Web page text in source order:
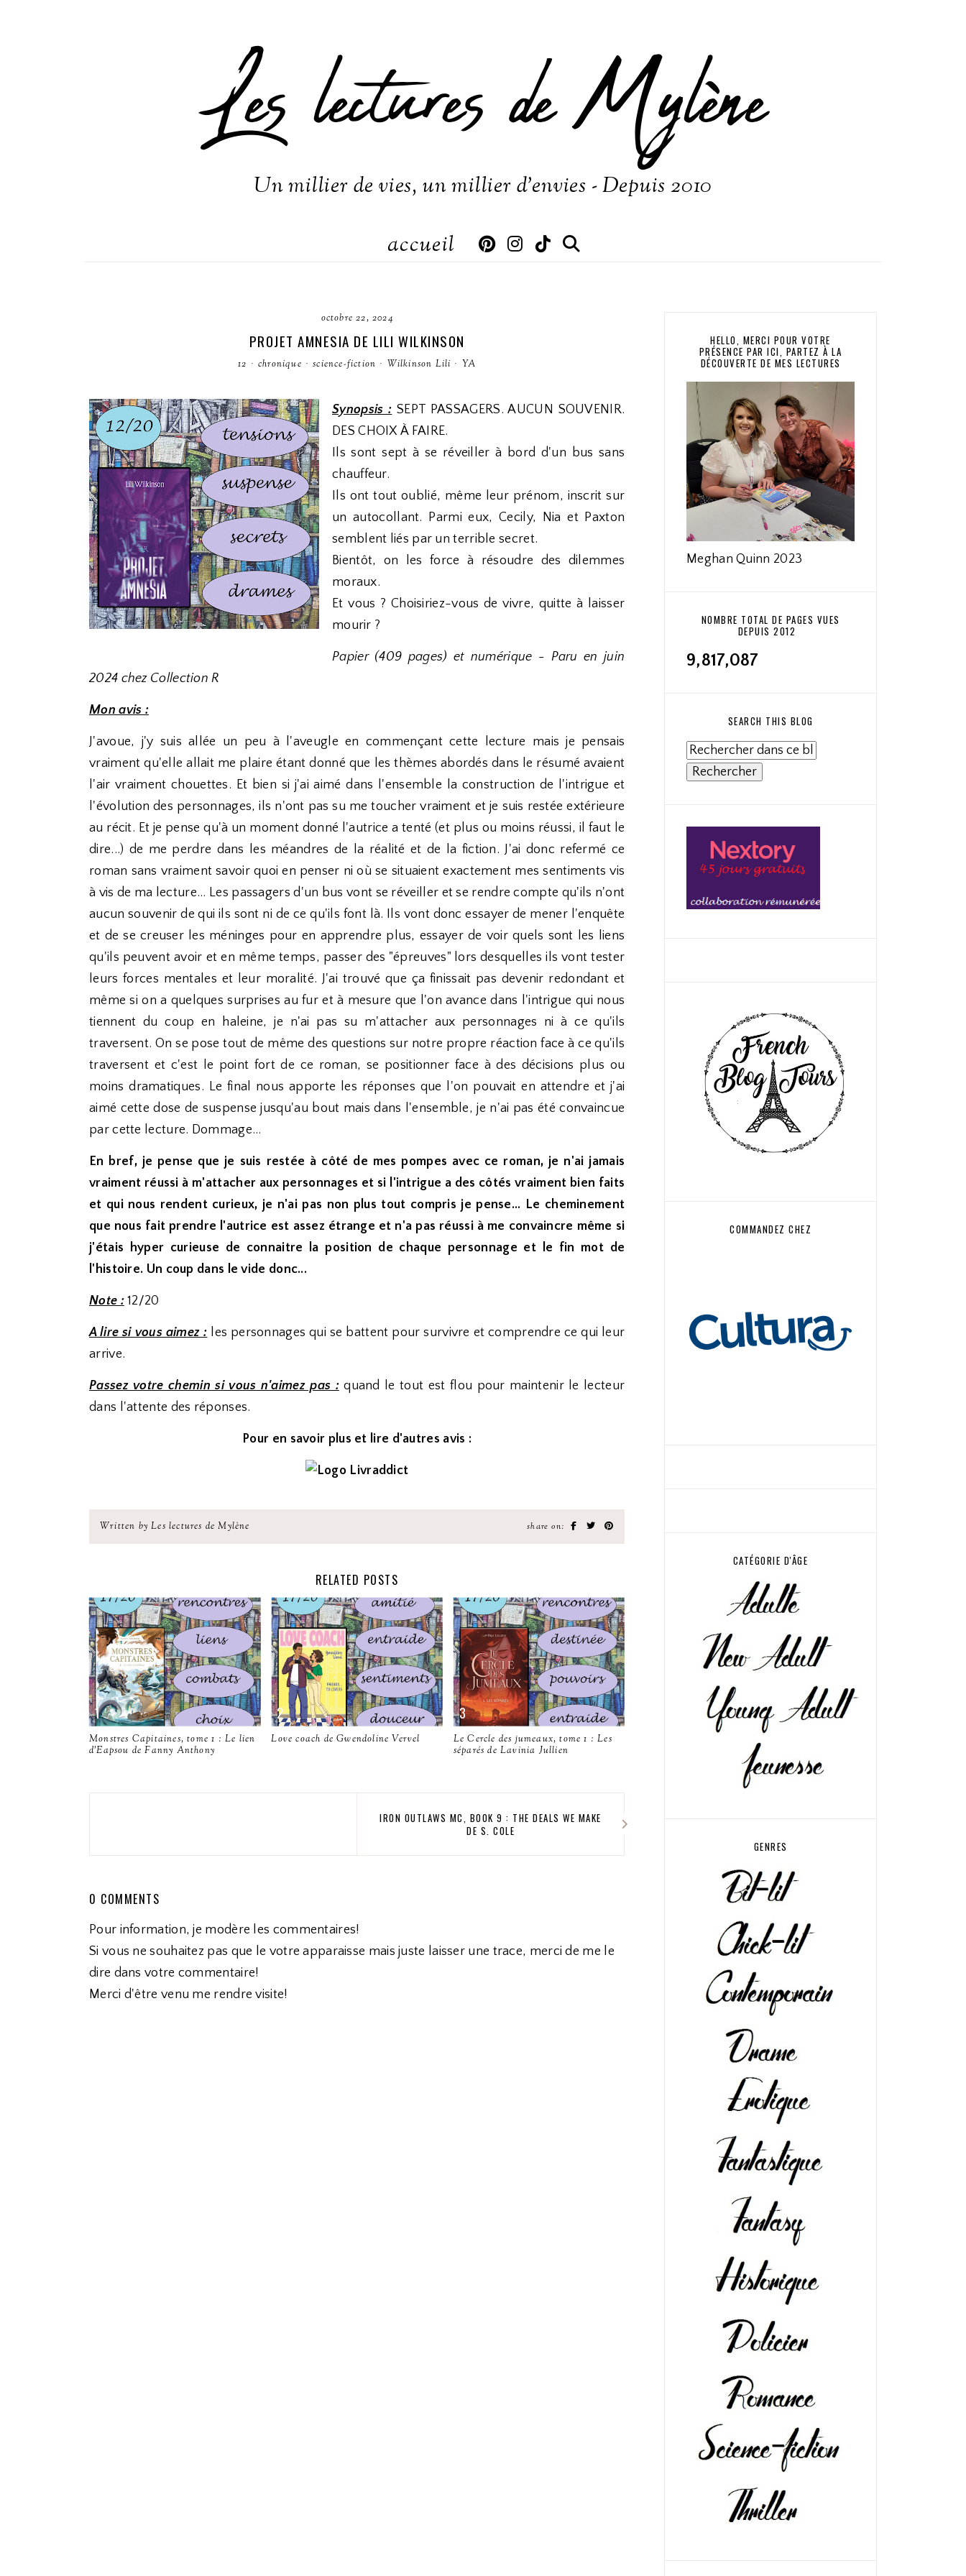
Les lectures de Mylène
Un millier de vies, un millier d'envies - Depuis 2010
accueil
octobre 22, 2024
PROJET AMNESIA DE LILI WILKINSON
12 · chronique · science-fiction · Wilkinson Lili · YA
Synopsis : SEPT PASSAGERS. AUCUN SOUVENIR.
DES CHOIX À FAIRE.
Ils sont sept à se réveiller à bord d'un bus sans
chauffeur.
Ils ont tout oublié, même leur prénom, inscrit sur
un autocollant. Parmi eux, Cecily, Nia et Paxton
semblent liés par un terrible secret.
Bientôt, on les force à résoudre des dilemmes
moraux.
Et vous ? Choisiriez-vous de vivre, quitte à laisser
mourir ?
Papier (409 pages) et numérique - Paru en juin
2024 chez Collection R
Mon avis :
J'avoue, j'y suis allée un peu à l'aveugle en commençant cette lecture mais je pensais
vraiment qu'elle allait me plaire étant donné que les thèmes abordés dans le résumé avaient
l'air vraiment chouettes. Et bien si j'ai aimé dans l'ensemble la construction de l'intrigue et
l'évolution des personnages, ils n'ont pas su me toucher vraiment et je suis restée extérieure
au récit. Et je pense qu'à un moment donné l'autrice a tenté (et plus ou moins réussi, il faut le
dire...) de me perdre dans les méandres de la réalité et de la fiction. J'ai donc refermé ce
roman sans vraiment savoir quoi en penser ni où se situaient exactement mes sentiments vis
à vis de ma lecture... Les passagers d'un bus vont se réveiller et se rendre compte qu'ils n'ont
aucun souvenir de qui ils sont ni de ce qu'ils font là. Ils vont donc essayer de mener l'enquête
et de se creuser les méninges pour en apprendre plus, essayer de voir quels sont les liens
qu'ils peuvent avoir et en même temps, passer des "épreuves" lors desquelles ils vont tester
leurs forces mentales et leur moralité. J'ai trouvé que ça finissait pas devenir redondant et
même si on a quelques surprises au fur et à mesure que l'on avance dans l'intrigue qui nous
tiennent du coup en haleine, je n'ai pas su m'attacher aux personnages ni à ce qu'ils
traversent. On se pose tout de même des questions sur notre propre réaction face à ce qu'ils
traversent et c'est le point fort de ce roman, se positionner face à des décisions plus ou
moins dramatiques. Le final nous apporte les réponses que l'on pouvait en attendre et j'ai
aimé cette dose de suspense jusqu'au bout mais dans l'ensemble, je n'ai pas été convaincue
par cette lecture. Dommage...
En bref, je pense que je suis restée à côté de mes pompes avec ce roman, je n'ai jamais
vraiment réussi à m'attacher aux personnages et si l'intrigue a des côtés vraiment bien faits
et qui nous rendent curieux, je n'ai pas non plus tout compris je pense... Le cheminement
que nous fait prendre l'autrice est assez étrange et n'a pas réussi à me convaincre même si
j'étais hyper curieuse de connaitre la position de chaque personnage et le fin mot de
l'histoire. Un coup dans le vide donc...
Note :12/20
A lire si vous aimez : les personnages qui se battent pour survivre et comprendre ce qui leur
arrive.
Passez votre chemin si vous n'aimez pas :quand le tout est flou pour maintenir le lecteur
dans l'attente des réponses.
Pour en savoir plus et lire d'autres avis :
Written by Les lectures de Mylène share on:
RELATED POSTS
Monstres Capitaines, tome 1 : Le lien
d'Eapsou de Fanny Anthony
Love coach de Gwendoline Vervel
Le Cercle des jumeaux, tome 1 : Les
séparés de Lavinia Jullien
IRON OUTLAWS MC, BOOK 9 : THE DEALS WE MAKE
DE S. COLE
0 COMMENTS
Pour information, je modère les commentaires!
Si vous ne souhaitez pas que le votre apparaisse mais juste laisser une trace, merci de me le
dire dans votre commentaire!
Merci d'être venu me rendre visite!
HELLO, MERCI POUR VOTRE
PRÉSENCE PAR ICI, PARTEZ À LA
DÉCOUVERTE DE MES LECTURES
Meghan Quinn 2023
NOMBRE TOTAL DE PAGES VUES
DEPUIS 2012
9,817,087
SEARCH THIS BLOG
COMMANDEZ CHEZ
CATÉGORIE D'ÂGE
GENRES